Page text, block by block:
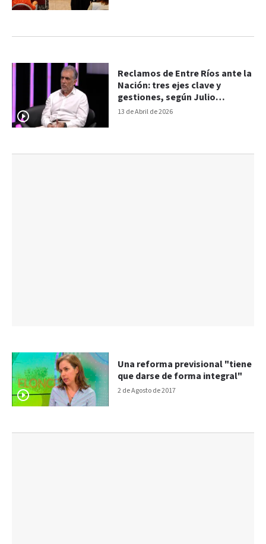
13 de Abril de 2026
Reclamos de Entre Ríos ante la
Nación: tres ejes clave y
gestiones, según Julio
Rodríguez Signes
2 de Agosto de 2017
Una reforma previsional "tiene
que darse de forma integral"